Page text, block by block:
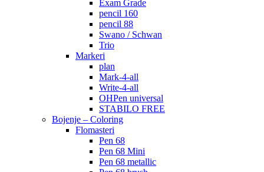
Exam Grade
pencil 160
pencil 88
Swano / Schwan
Trio
Markeri
plan
Mark-4-all
Write-4-all
OHPen universal
STABILO FREE
Bojenje – Coloring
Flomasteri
Pen 68
Pen 68 Mini
Pen 68 metallic